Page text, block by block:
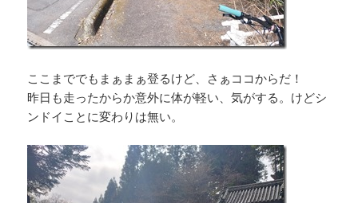
ここまででもまぁまぁ登るけど、さぁココからだ！
昨日も走ったからか意外に体が軽い、気がする。けどシ
ンドイことに変わりは無い。